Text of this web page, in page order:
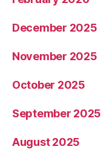
December 2025
November 2025
October 2025
September 2025
August 2025